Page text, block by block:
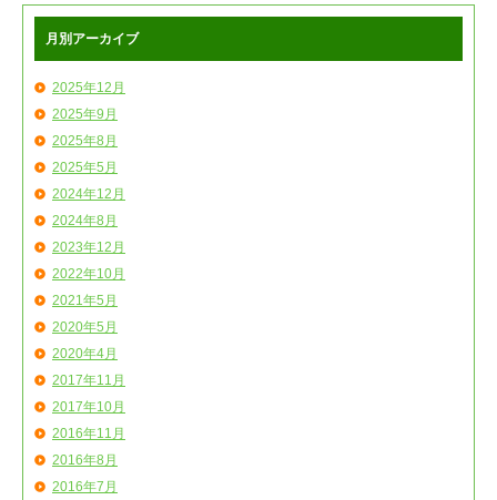
月別アーカイブ
2025年12月
2025年9月
2025年8月
2025年5月
2024年12月
2024年8月
2023年12月
2022年10月
2021年5月
2020年5月
2020年4月
2017年11月
2017年10月
2016年11月
2016年8月
2016年7月